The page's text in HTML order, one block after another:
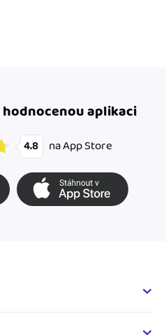
aplikaci
4.8 na App Store